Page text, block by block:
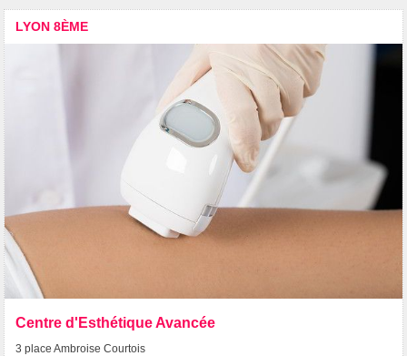
LYON 8ÈME
Centre d'Esthétique Avancée
3 place Ambroise Courtois